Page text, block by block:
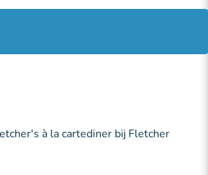
à la cartediner bij Fletcher